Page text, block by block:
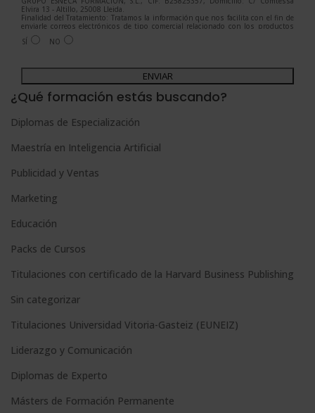
Elvira 13 - Altillo, 25008 Lleida.
Finalidad del Tratamiento: Tratamos la información que nos facilita con el fin de
enviarle correos electrónicos de tipo comercial relacionado con los productos
ofrecidos y otros tipo de productos que fueran de su interés.
Legitimación del tratamiento: Consentimiento del interesado.
Para más información consulte nuestra Política de Privacidad.
Desea recibir información comercial (vía telefónica y/o email):
SÍ NO
A
l
e
r
n
i
v
e
¿Qué formación estás buscando?
Diplomas de Especialización
Maestría en Inteligencia Artificial
Publicidad y Ventas
Marketing
Educación
Packs de Cursos
Titulaciones con certificado de la Harvard Business Publishing
Sin categorizar
Titulaciones Universidad Vitoria-Gasteiz (EUNEIZ)
Liderazgo y Comunicación
Diplomas de Experto
Másters de Formación Permanente